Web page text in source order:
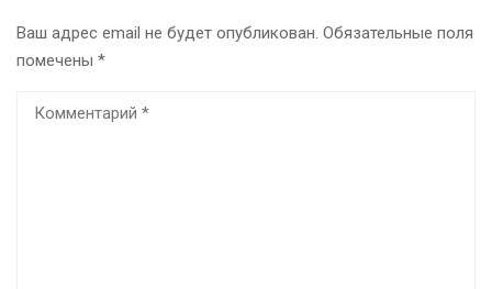
Ваш адрес email не будет опубликован. Обязательные поля
помечены *